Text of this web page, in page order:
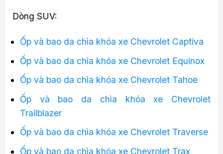
Dòng SUV:
Ốp và bao da chìa khóa xe Chevrolet Captiva
Ốp và bao da chìa khóa xe Chevrolet Equinox
Ốp và bao da chìa khóa xe Chevrolet Tahoe
Ốp và bao da chìa khóa xe Chevrolet
Trailblazer
Ốp và bao da chìa khóa xe Chevrolet Traverse
Ốp và bao da chìa khóa xe Chevrolet Trax